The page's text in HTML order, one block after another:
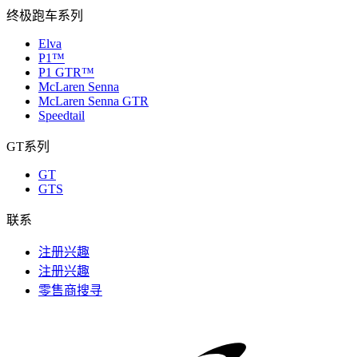
终极跑车系列
Elva
P1™
P1 GTR™
McLaren Senna
McLaren Senna GTR
Speedtail
GT系列
GT
GTS
联系
注册兴趣
注册兴趣
零售商搜寻